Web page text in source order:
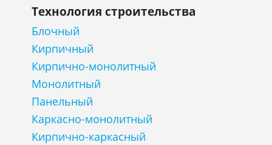
Технология строительства
Блочный
Кирпичный
Кирпично-монолитный
Монолитный
Панельный
Каркасно-монолитный
Кирпично-каркасный